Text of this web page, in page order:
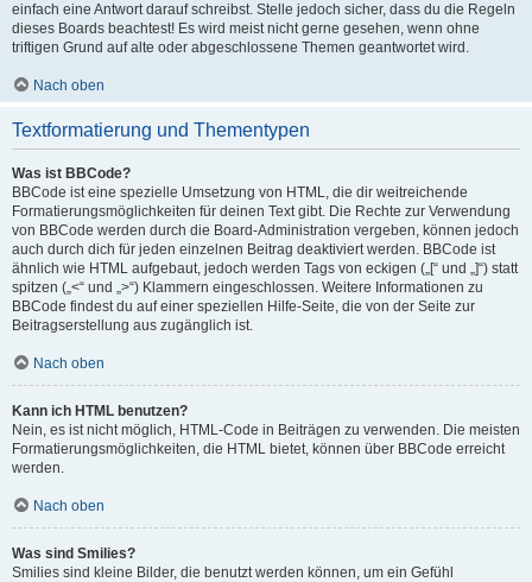
einfach eine Antwort darauf schreibst. Stelle jedoch sicher, dass du die Regeln
dieses Boards beachtest! Es wird meist nicht gerne gesehen, wenn ohne
triftigen Grund auf alte oder abgeschlossene Themen geantwortet wird.
Nach oben
Textformatierung und Thementypen
Was ist BBCode?
BBCode ist eine spezielle Umsetzung von HTML, die dir weitreichende
Formatierungsmöglichkeiten für deinen Text gibt. Die Rechte zur Verwendung
von BBCode werden durch die Board-Administration vergeben, können jedoch
auch durch dich für jeden einzelnen Beitrag deaktiviert werden. BBCode ist
ähnlich wie HTML aufgebaut, jedoch werden Tags von eckigen („[“ und „]“) statt
spitzen („<“ und „>“) Klammern eingeschlossen. Weitere Informationen zu
BBCode findest du auf einer speziellen Hilfe-Seite, die von der Seite zur
Beitragserstellung aus zugänglich ist.
Nach oben
Kann ich HTML benutzen?
Nein, es ist nicht möglich, HTML-Code in Beiträgen zu verwenden. Die meisten
Formatierungsmöglichkeiten, die HTML bietet, können über BBCode erreicht
werden.
Nach oben
Was sind Smilies?
Smilies sind kleine Bilder, die benutzt werden können, um ein Gefühl